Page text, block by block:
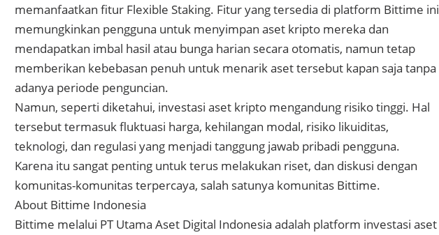
memanfaatkan fitur Flexible Staking. Fitur yang tersedia di platform Bittime ini
memungkinkan pengguna untuk menyimpan aset kripto mereka dan
mendapatkan imbal hasil atau bunga harian secara otomatis, namun tetap
memberikan kebebasan penuh untuk menarik aset tersebut kapan saja tanpa
adanya periode penguncian.
Namun, seperti diketahui, investasi aset kripto mengandung risiko tinggi. Hal
tersebut termasuk fluktuasi harga, kehilangan modal, risiko likuiditas,
teknologi, dan regulasi yang menjadi tanggung jawab pribadi pengguna.
Karena itu sangat penting untuk terus melakukan riset, dan diskusi dengan
komunitas-komunitas terpercaya, salah satunya komunitas Bittime.
About Bittime Indonesia
Bittime melalui PT Utama Aset Digital Indonesia adalah platform investasi aset